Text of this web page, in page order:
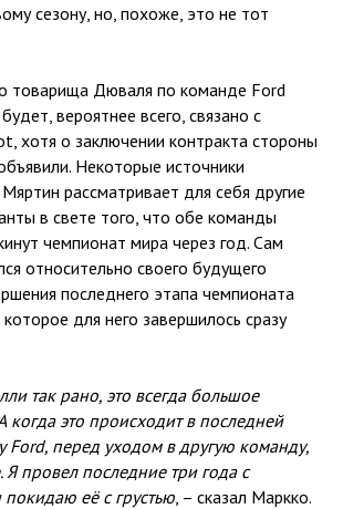
сезону, но, похоже, это не тот
товарища Дюваля по команде Ford
вероятнее всего, связано с
хотя о заключении контракта стороны
Некоторые источники
рассматривает для себя другие
в свете того, что обе команды
чемпионат мира через год. Сам
относительно своего будущего
последнего этапа чемпионата
для него завершилось сразу
так рано, это всегда большое
когда это происходит в последней
Ford, перед уходом в другую команду,
провел последние три года с
её с грустью, – сказал Маркко.